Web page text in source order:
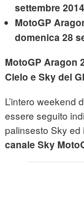
settembre 2014
MotoGP
domenica 28
MotoGP Aragon
Cielo e Sky del
L’intero weekend
essere seguito
palinsesto Sky
canale Sky